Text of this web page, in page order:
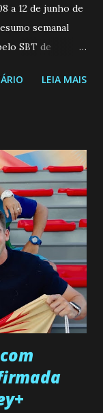
a 12 de junho de
semanal
SBT de
26 a 14/06/26
o tipo de
a vida. Camila
seria o
Manuel avisa a
com Joana.
pelo
que ele poderia
a Gabriel
paciente, que está
LEIA MAIS